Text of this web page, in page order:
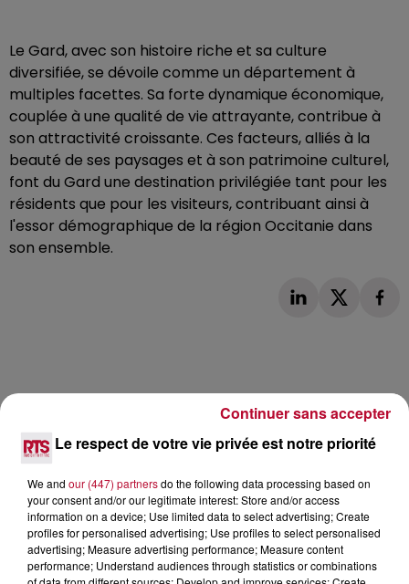
Le Gard, avec son histoire riche et sa culture
diversifiée, se dévoile comme un département à
multiples facettes. Sa forte dynamique économique,
couplée à une qualité de vie attrayante, contribue à
son attractivité croissante. Ces facteurs, alliés à la
beauté de ses paysages et à son patrimoine culturel,
font du Gard une destination privilégiée tant pour les
résidents que pour les visiteurs, contribuant ainsi à
l'essor démographique de la région Occitanie dans
son ensemble.
L'actu RTS dans le Sud Voir plus
Le respect de votre vie privée est notre priorité
We and our (447) partnersdo the following data processing based on
your consent and/or our legitimate interest: Store and/or access
information on a device; Use limited data to select advertising; Create
profiles for personalised advertising; Use profiles to select personalised
advertising; Measure advertising performance; Measure content
performance; Understand audiences through statistics or combinations
Continuer sans accepter